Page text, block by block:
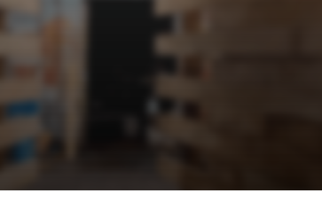
Infraestructura
Publicaciones